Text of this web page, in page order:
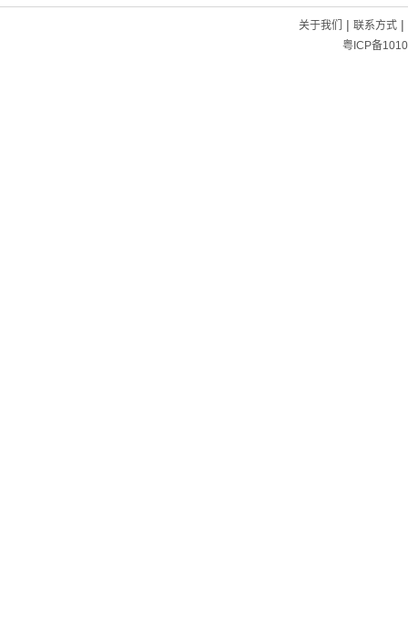
关于我们 | 联系方式|
粤ICP备